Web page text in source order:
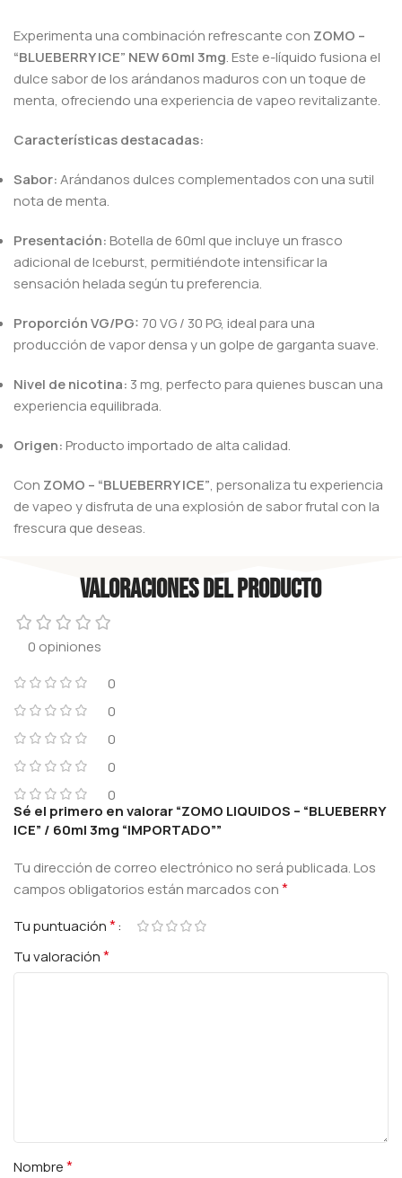
Experimenta una combinación refrescante con ZOMO –
“BLUEBERRY ICE” NEW 60ml 3mg.Este e-líquido fusiona el
dulce sabor de los arándanos maduros con un toque de
menta, ofreciendo una experiencia de vapeo revitalizante.
Características destacadas:
Sabor:Arándanos dulces complementados con una sutil
nota de menta.
Presentación:Botella de 60ml que incluye un frasco
adicional de Iceburst, permitiéndote intensificar la
sensación helada según tu preferencia.
Proporción VG/PG: 70 VG / 30 PG, ideal para una
producción de vapor densa y un golpe de garganta suave.
Nivel de nicotina: 3 mg, perfecto para quienes buscan una
experiencia equilibrada.​
Origen:Producto importado de alta calidad.​
Con ZOMO – “BLUEBERRY ICE”, personaliza tu experiencia
de vapeo y disfruta de una explosión de sabor frutal con la
frescura que deseas.​
Valoraciones del producto
0 opiniones
0
0
0
0
0
Sé el primero en valorar “ZOMO LIQUIDOS – “BLUEBERRY
ICE” / 60ml 3mg “IMPORTADO””
Tu dirección de correo electrónico no será publicada.Los
campos obligatorios están marcados con*
Tu puntuación*
Tu valoración*
Nombre*